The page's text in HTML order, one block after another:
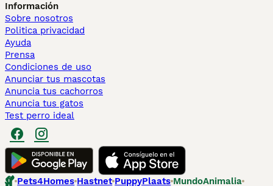
Información
Sobre nosotros
Politica privacidad
Ayuda
Prensa
Condiciones de uso
Anunciar tus mascotas
Anuncia tus cachorros
Anuncia tus gatos
Test perro ideal
Pets4Homes Hastnet PuppyPlaats MundoAnimalia